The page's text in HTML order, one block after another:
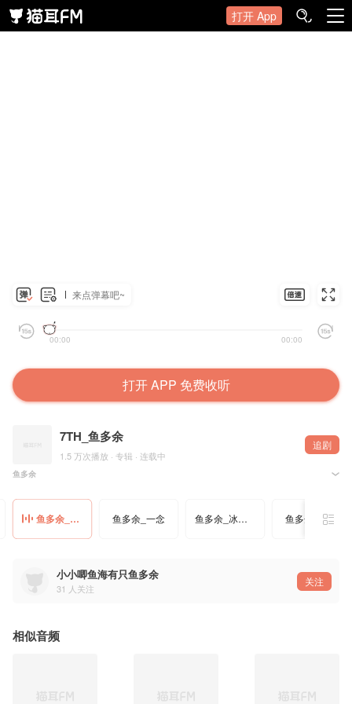
打开 App
来点弹幕吧~
00:00 00:00
打开 APP 免费收听
7TH_鱼多余
1.5 万次播放 · 专辑 · 连载中
追剧
鱼多余
他就是dy那个鱼多余
鱼多余_花絮_上链结鱼鱼小米辣椒兜 鱼多余_一念 鱼多余_冰河时代 鱼多余_玻璃
小小唧鱼海有只鱼多余
31 人关注
关注
相似音频